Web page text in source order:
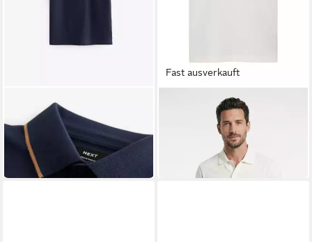
Poloshirt Kurzärmeliges
Polo-Shirt (1-tlg)
ab 13,00 €
Fast ausverkauft
CALVIN KLEIN JEANS
Poloshirt SOLID PIQUE POLO
SS Regular fit mit Polokragen
UVP44,90 €